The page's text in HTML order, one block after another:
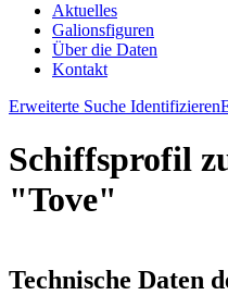
Aktuelles
Galionsfiguren
Über die Daten
Kontakt
Erweiterte Suche Identifizieren
Schiffsprofil
"Tove"
Technische Daten